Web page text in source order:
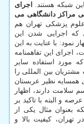
اجرای
مراکز دانشگاهی می
پزشکی تهران هم
اجرایی شدن این
نمود: با عنایت به این
این تفاهمنامه
مورد استفاده سایر
بین المللی را
همسایه نظیر عربستان
توریسم سلامت دارند، اظهار
و البته با تاکید بر
بعنوان مثال یکی از
کیفیت بالا و